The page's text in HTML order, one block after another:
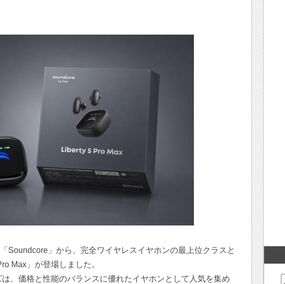
Soundcore」から、完全ワイヤレスイヤホンの最上位クラスと
Max」が登場しました。
、価格と性能のバランスに優れたイヤホンとして人気を集め